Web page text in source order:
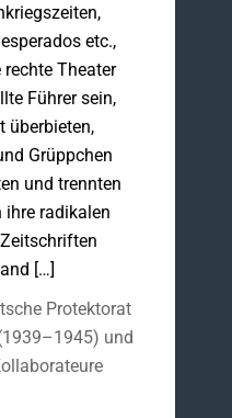
etc.,
Theater
Führer sein,
überbieten,
Grüppchen
und trennten
ihre radikalen
[…]
Protektorat
und